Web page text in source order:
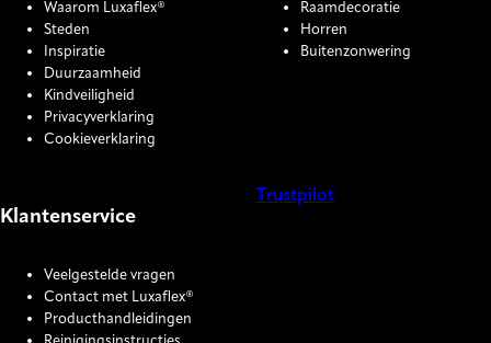
Waarom Luxaflex®
Steden
Inspiratie
Duurzaamheid
Kindveiligheid
Privacyverklaring
Cookieverklaring
Raamdecoratie
Horren
Buitenzonwering
Klantenservice
Veelgestelde vragen
Contact met Luxaflex®
Producthandleidingen
Trustpilot